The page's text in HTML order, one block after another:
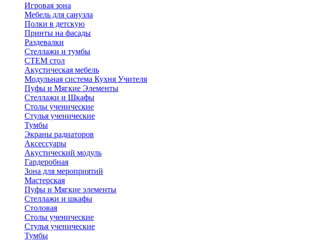
Игровая зона
Мебель для санузла
Полки в детскую
Принты на фасады
Раздевалки
Стеллажи и тумбы
СТЕМ стол
Акустическая мебель
Модульная система Кухня Учителя
Пуфы и Мягкие Элементы
Стеллажи и Шкафы
Столы ученические
Стулья ученические
Тумбы
Экраны радиаторов
Аксессуары
Акустический модуль
Гардеробная
Зона для мероприятий
Мастерская
Пуфы и Мягкие элементы
Стеллажи и шкафы
Столовая
Столы ученические
Стулья ученические
Тумбы